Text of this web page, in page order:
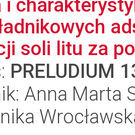
i
soli litu za
PRELUDIUM
Anna Marta